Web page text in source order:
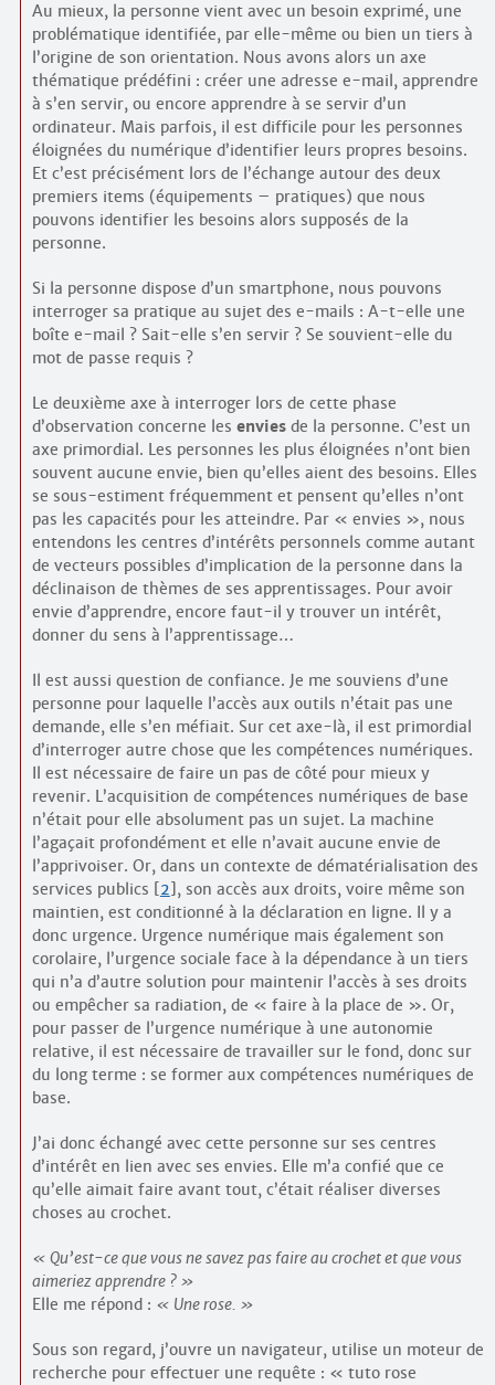
Au mieux, la personne vient avec un besoin exprimé, une
problématique identifiée, par elle-même ou bien un tiers à
l’origine de son orientation. Nous avons alors un axe
thématique prédéfini : créer une adresse e-mail, apprendre
à s’en servir, ou encore apprendre à se servir d’un
ordinateur. Mais parfois, il est difficile pour les personnes
éloignées du numérique d’identifier leurs propres besoins.
Et c’est précisément lors de l’échange autour des deux
premiers items (équipements – pratiques) que nous
pouvons identifier les besoins alors supposés de la
personne.
Si la personne dispose d’un smartphone, nous pouvons
interroger sa pratique au sujet des e-mails : A-t-elle une
boîte e-mail ? Sait-elle s’en servir ? Se souvient-elle du
mot de passe requis ?
Le deuxième axe à interroger lors de cette phase
d’observation concerne les enviesde la personne. C’est un
axe primordial. Les personnes les plus éloignées n’ont bien
souvent aucune envie, bien qu’elles aient des besoins. Elles
se sous-estiment fréquemment et pensent qu’elles n’ont
pas les capacités pour les atteindre. Par « envies », nous
entendons les centres d’intérêts personnels comme autant
de vecteurs possibles d’implication de la personne dans la
déclinaison de thèmes de ses apprentissages. Pour avoir
envie d’apprendre, encore faut-il y trouver un intérêt,
donner du sens à l’apprentissage…
Il est aussi question de confiance. Je me souviens d’une
personne pour laquelle l’accès aux outils n’était pas une
demande, elle s’en méfiait. Sur cet axe-là, il est primordial
d’interroger autre chose que les compétences numériques.
Il est nécessaire de faire un pas de côté pour mieux y
revenir. L’acquisition de compétences numériques de base
n’était pour elle absolument pas un sujet. La machine
l’agaçait profondément et elle n’avait aucune envie de
l’apprivoiser. Or, dans un contexte de dématérialisation des
services publics [2], son accès aux droits, voire même son
maintien, est conditionné à la déclaration en ligne. Il y a
donc urgence. Urgence numérique mais également son
corolaire, l’urgence sociale face à la dépendance à un tiers
qui n’a d’autre solution pour maintenir l’accès à ses droits
ou empêcher sa radiation, de « faire à la place de ». Or,
pour passer de l’urgence numérique à une autonomie
relative, il est nécessaire de travailler sur le fond, donc sur
du long terme : se former aux compétences numériques de
base.
J’ai donc échangé avec cette personne sur ses centres
d’intérêt en lien avec ses envies. Elle m’a confié que ce
qu’elle aimait faire avant tout, c’était réaliser diverses
choses au crochet.
Qu’est-ce que vous ne savez pas faire au crochet et que vous
aimeriez apprendre ?
Elle me répond :
Une rose.
Sous son regard, j’ouvre un navigateur, utilise un moteur de
recherche pour effectuer une requête : « tuto rose